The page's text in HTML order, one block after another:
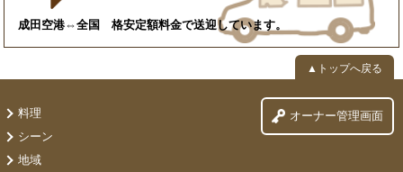
成田空港⇔全国 格安定額料金で送迎しています。
▲トップへ戻る
料理
シーン
地域
オーナー管理画面